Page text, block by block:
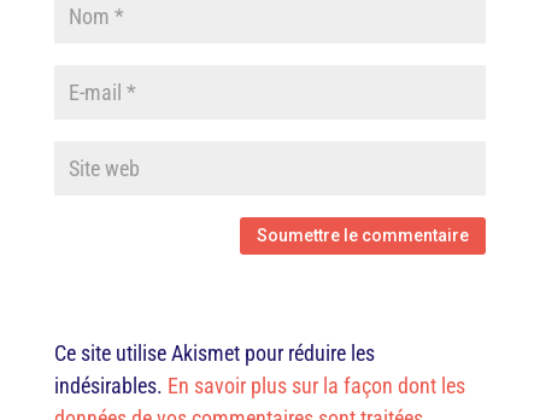
Ce site utilise Akismet pour réduire les
indésirables. En savoir plus sur la façon dont les